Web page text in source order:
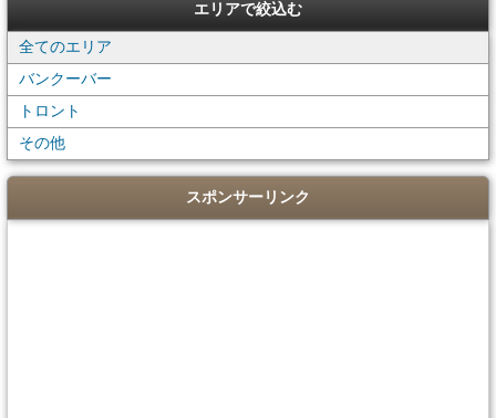
エリアで絞込む
全てのエリア
バンクーバー
トロント
その他
スポンサーリンク